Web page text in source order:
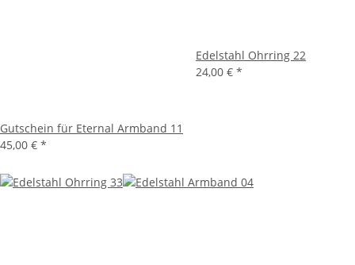
Gutschein für Eternal Armband 11
45,00 € *
Edelstahl Ohrring 22
24,00 € *